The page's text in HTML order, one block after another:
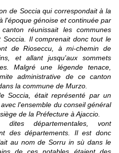
de Soccia qui correspondait à la
l'époque génoise et continuée par
réunissait les communes
Il comprenait donc tout le
de Rioseccu, à mi-chemin de
et allant jusqu'aux sommets
Malgré une légende tenace,
administrative de ce canton
la commune de Murzo.
Soccia, était représenté par un
l'ensemble du conseil général
de la Préfecture à Ajaccio.
dites départementales, vont
des départements. Il est donc
au nomde Sorru in sù dans le